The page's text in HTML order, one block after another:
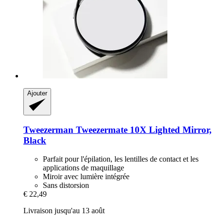
Ajouter
Tweezerman Tweezermate 10X Lighted Mirror,
Black
Parfait pour l'épilation, les lentilles de contact et les
applications de maquillage
Miroir avec lumière intégrée
Sans distorsion
€ 22,49
Livraison jusqu'au 13 août